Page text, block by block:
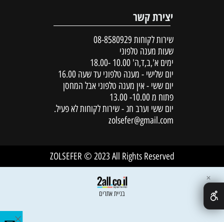
יצירת קשר
שירות לקוחות 08-8580929
שעות מענה טלפוני
ימים א',ב,ד,ה' 10.00 -18.00
יום שלישי - מענה טלפוני עד שעה 16.00
יום ששי - אין מענה טלפוני אבל המחסן
פתוח מ 10.00- 13.00
יום ששי וערב חג - שירות לקוחות לא פעיל.
zolsefer@gmail.com
ZOLSEFER © 2023 All Rights Reserved
בניית אתרים
✕